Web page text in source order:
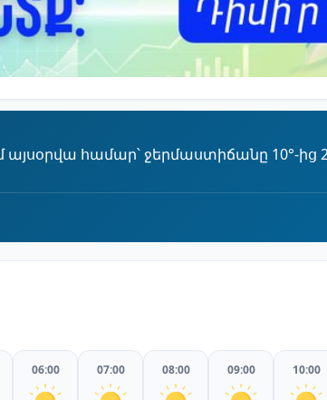
համար՝ ջերմաստիճանը 10°-ից
06:00 07:00 08:00 09:00 10:00